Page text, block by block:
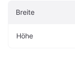
Breite
Höhe